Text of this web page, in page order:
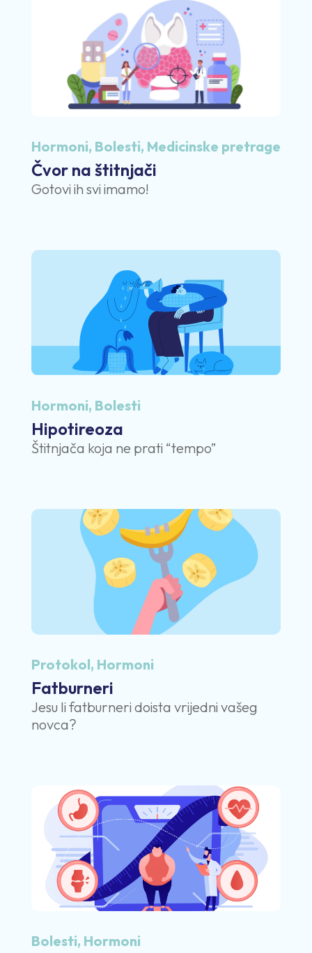
Čvor na štitnjači
Hormoni, Bolesti, Medicinske pretrage
Gotovi ih svi imamo!
Hipotireoza
Hormoni, Bolesti
Štitnjača koja ne prati “tempo”
Fatburneri
Protokol, Hormoni
Jesu li fatburneri doista vrijedni vašeg
novca?
Bolesti, Hormoni